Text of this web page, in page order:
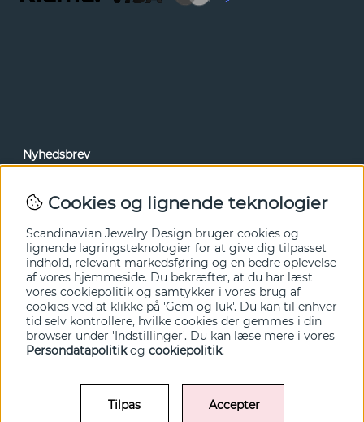
Nyhedsbrev
tilbud før alle andre. Tilmeld dig herunder.
Ja tak!
Cookies og lignende teknologier
Scandinavian Jewelry Design bruger cookies og
lignende lagringsteknologier for at give dig tilpasset
indhold, relevant markedsføring og en bedre oplevelse
af vores hjemmeside. Du bekræfter, at du har læst
vores cookiepolitik og samtykker i vores brug af
cookies ved at klikke på 'Gem og luk'. Du kan til enhver
tid selv kontrollere, hvilke cookies der gemmes i din
browser under 'Indstillinger'. Du kan læse mere i vores
Persondatapolitikog cookiepolitik.
Tilpas Accepter